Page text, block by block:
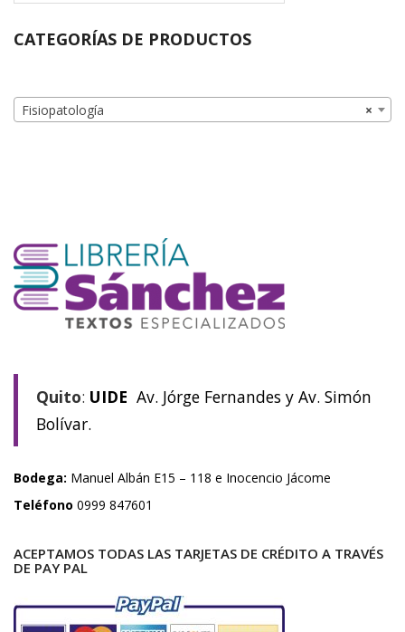
CATEGORÍAS DE PRODUCTOS
×
Fisiopatología
Quito: UIDE Av. Jórge Fernandes y Av. Simón
Bolívar.
Bodega: Manuel Albán E15 – 118 e Inocencio Jácome
Teléfono 0999 847601
ACEPTAMOS TODAS LAS TARJETAS DE CRÉDITO A TRAVÉS
DE PAY PAL